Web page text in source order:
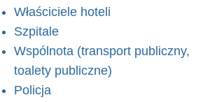
Właściciele hoteli
Szpitale
Wspólnota (transport publiczny,
toalety publiczne)
Policja